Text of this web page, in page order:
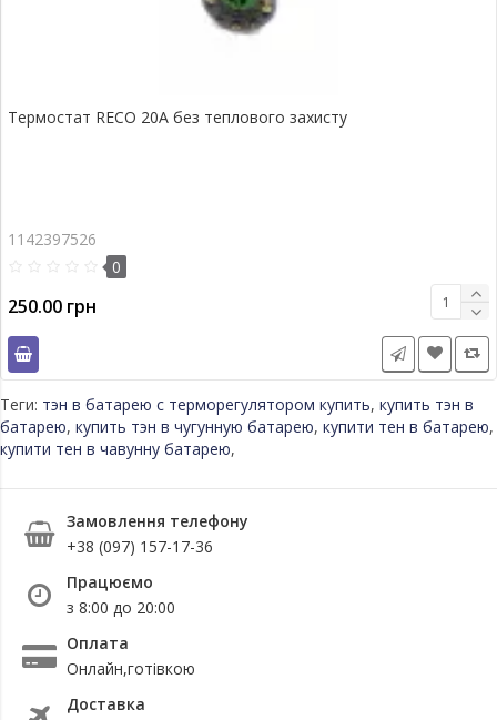
Термостат RECO 20A без теплового захисту
1142397526
0
250.00 грн
Теги: тэн в батарею с терморегулятором купить, купить тэн в
батарею, купить тэн в чугунную батарею, купити тен в батарею,
купити тен в чавунну батарею,
Замовлення телефону
+38 (097) 157-17-36
Працюємо
з 8:00 до 20:00
Оплата
Онлайн,готівкою
Доставка